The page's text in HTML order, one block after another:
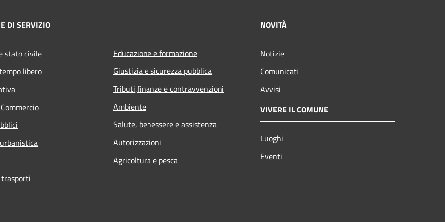
DI SERVIZIO
stato civile
libero
Educazione e formazione
Giustizia e sicurezza pubblica
Tributi,finanze e contravvenzioni
Ambiente
Salute, benessere e assistenza
Autorizzazioni
Agricoltura e pesca
NOVITÀ
Notizie
Comunicati
Avvisi
VIVERE IL COMUNE
Luoghi
Eventi